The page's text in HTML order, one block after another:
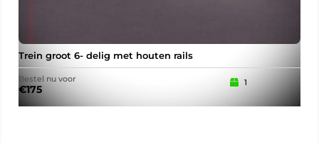
Trein groot 6- delig met houten rails
Bestel nu voor
€175
1